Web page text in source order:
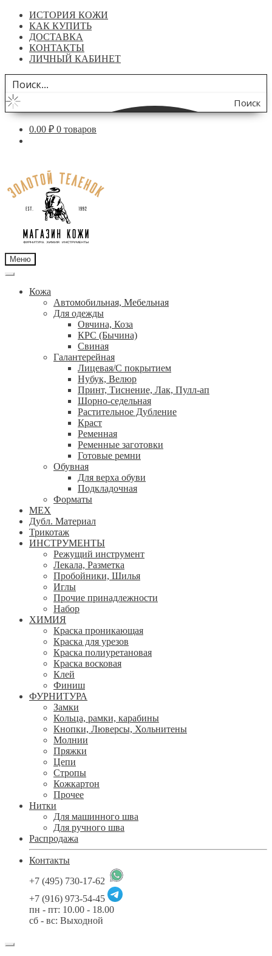
ИСТОРИЯ КОЖИ
КАК КУПИТЬ
ДОСТАВКА
КОНТАКТЫ
ЛИЧНЫЙ КАБИНЕТ
Поиск
по
0.00 ₽ 0 товаров
навигации
содержимому
Меню
Кожа
Автомобильная, Мебельная
Для одежды
Овчина, Коза
КРС (Бычина)
Свиная
Галантерейная
Лицевая/С покрытием
Нубук, Велюр
Принт, Тиснение, Лак, Пулл-ап
Шорно-седельная
Растительное Дубление
Краст
Ременная
Ременные заготовки
Готовые ремни
Обувная
Для верха обуви
Подкладочная
Форматы
МЕХ
Дубл. Материал
Трикотаж
ИНСТРУМЕНТЫ
Режущий инструмент
Лекала, Разметка
Пробойники, Шилья
Иглы
Прочие принадлежности
Набор
ХИМИЯ
Краска проникающая
Краска для урезов
Краска полиуретановая
Краска восковая
Клей
Финиш
ФУРНИТУРА
Замки
Кольца, рамки, карабины
Кнопки, Люверсы, Хольнитены
Молнии
Пряжки
Цепи
Стропы
Кожкартон
Прочее
Нитки
Для машинного шва
Для ручного шва
Распродажа
Контакты
+7 (495) 730-17-62
+7 (916) 973-54-45
пн - пт: 10.00 - 18.00
сб - вс: Выходной